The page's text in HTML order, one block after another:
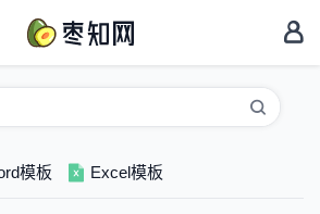
模板 Excel模板